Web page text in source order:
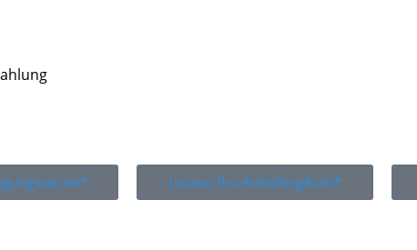
Lorano Pro Antiallergikum*